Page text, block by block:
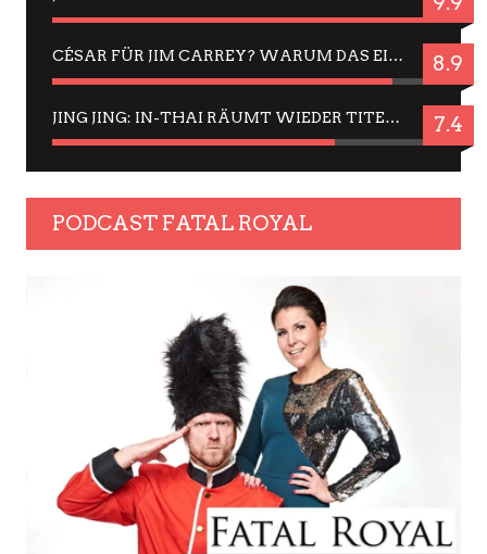
CÉSAR FÜR JIM CARREY? WARUM DAS EINER DER NERVIGSTEN ACTORS IST UND BLEIBT 8.9
JING JING: IN-THAI RÄUMT WIEDER TITEL AB – EIN ZWEI-STUNDEN-ERLEBNISBERICHT 7.4
PODCAST FATAL ROYAL